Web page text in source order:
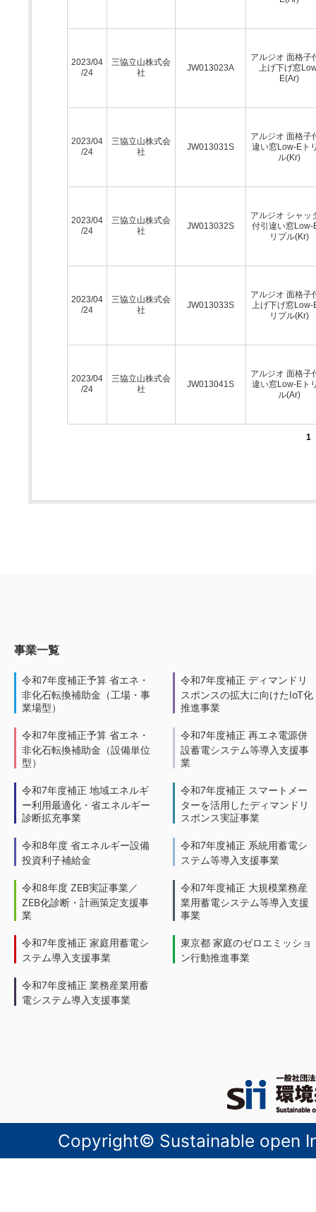
2023/04
/24
三協立山株式会
社
JW013023A
アルジオ 面格子
上げ下げ窓
E(Ar)
2023/04
/24
三協立山株式会
社
JW013031S
アルジオ 面格子
違い窓Low-Eト
ル(Kr)
2023/04
/24
三協立山株式会
社
JW013032S
アルジオ シャッ
付引違い窓Low-
リプル(Kr)
2023/04
/24
三協立山株式会
社
JW013033S
アルジオ 面格子
上げ下げ窓Low-
リプル(Kr)
2023/04
/24
三協立山株式会
社
JW013041S
アルジオ 面格子
違い窓Low-Eト
ル(Ar)
1
事業一覧
令和7年度補正予算 省エネ・
非化石転換補助金（工場・事
業場型）
令和7年度補正予算 省エネ・
非化石転換補助金（設備単位
型）
令和7年度補正 地域エネルギ
ー利用最適化・省エネルギー
診断拡充事業
令和8年度 省エネルギー設備
投資利子補給金
令和8年度 ZEB実証事業／
ZEB化診断・計画策定支援事
業
令和7年度補正 家庭用蓄電シ
ステム導入支援事業
令和7年度補正 業務産業用蓄
電システム導入支援事業
令和7年度補正 ディマンドリ
スポンスの拡大に向けたIoT化
推進事業
令和7年度補正 再エネ電源併
設蓄電システム等導入支援事
業
令和7年度補正 スマートメー
ターを活用したディマンドリ
スポンス実証事業
令和7年度補正 系統用蓄電シ
ステム等導入支援事業
令和7年度補正 大規模業務産
業用蓄電システム等導入支援
事業
東京都 家庭のゼロエミッショ
ン行動推進事業
Copyright© Sustainable open